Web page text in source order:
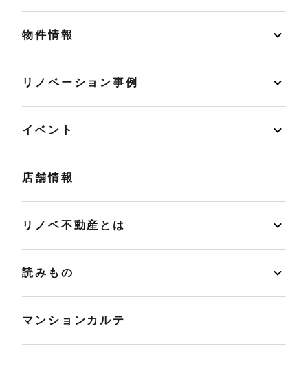
物件情報
リノベーション事例
イベント
店舗情報
リノベ不動産とは
読みもの
マンションカルテ